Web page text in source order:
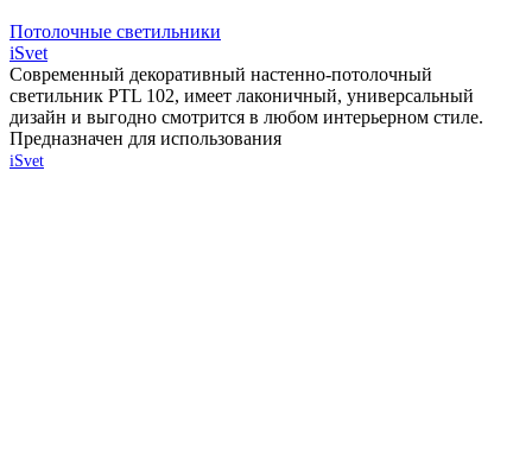
Потолочные светильники
iSvet
Современный декоративный настенно-потолочный
светильник PTL 102, имеет лаконичный, универсальный
дизайн и выгодно смотрится в любом интерьерном стиле.
Предназначен для использования
iSvet